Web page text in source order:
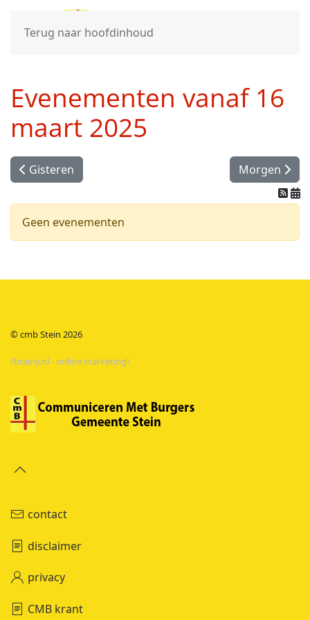
Terug naar hoofdinhoud
Evenementen vanaf 16
maart 2025
Gisteren Morgen
Geen evenementen
© cmb Stein 2026
/brainy.nl - online marketing\
contact
disclaimer
privacy
CMB krant